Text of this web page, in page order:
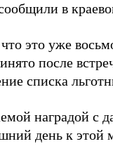
в
это уже
после
списка
наградой с
день к этой